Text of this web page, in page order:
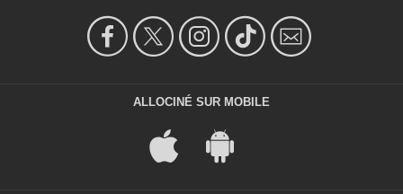
ALLOCINÉ SUR MOBILE